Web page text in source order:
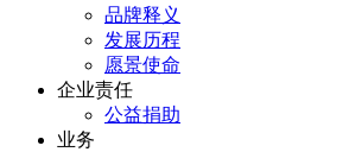
品牌释义
发展历程
愿景使命
企业责任
公益捐助
业务